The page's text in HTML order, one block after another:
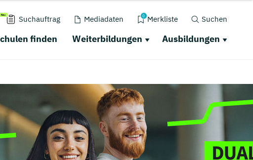
Suchauftrag Mediadaten 0 Merkliste Suchen
finden Weiterbildungen Ausbildungen